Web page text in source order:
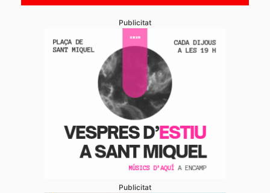
Publicitat
Publicitat